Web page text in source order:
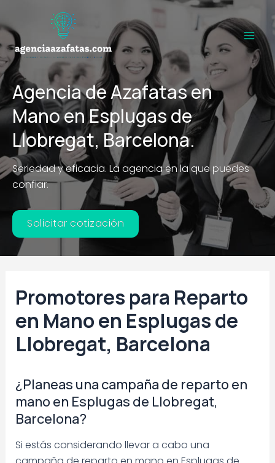
al
contenido
Main
Agencia de Azafatas en
Mano en Esplugas de
Llobregat, Barcelona.
Seriedad y eficacia. La agencia en la que puedes
confiar.
Solicitar cotización
Promotores para Reparto
en Mano en Esplugas de
Llobregat, Barcelona
¿Planeas una campaña de reparto en
mano en Esplugas de Llobregat,
Barcelona?
Si estás considerando llevar a cabo una